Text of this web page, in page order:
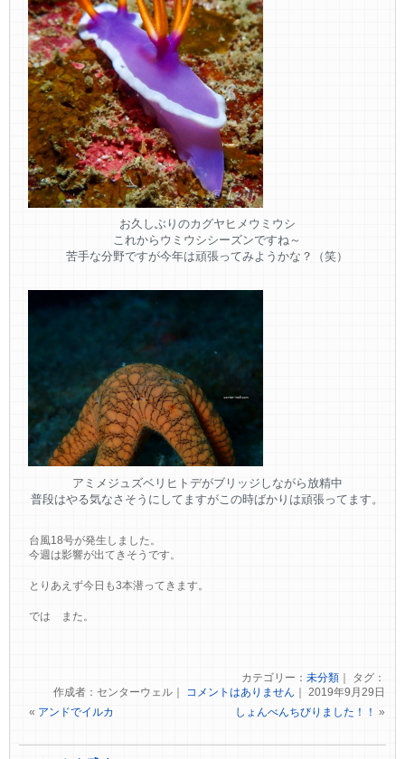
お久しぶりのカグヤヒメウミウシ
これからウミウシシーズンですね～
苦手な分野ですが今年は頑張ってみようかな？（笑）
アミメジュズベリヒトデがブリッジしながら放精中
普段はやる気なさそうにしてますがこの時ばかりは頑張ってます。
台風18号が発生しました。
今週は影響が出てきそうです。
とりあえず今日も3本潜ってきます。
では また。
カテゴリー： 未分類｜ タグ：
作成者：センターウェル｜
コメントはありません ｜ 2019年9月29日
« アンドでイルカ しょんべんちびりました！！ »